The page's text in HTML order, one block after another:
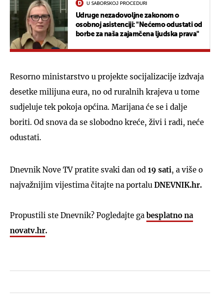
U SABORSKOJ PROCEDURI
Udruge nezadovoljne zakonom o
osobnoj asistenciji: "Nećemo odustati od
borbe za naša zajamčena ljudska prava"
Resorno ministarstvo u projekte socijalizacije izdvaja
desetke milijuna eura, no od ruralnih krajeva u tome
sudjeluje tek pokoja općina. Marijana će se i dalje
boriti. Od snova da se slobodno kreće, živi i radi, neće
odustati.
Dnevnik Nove TV pratite svaki dan od 19 sati, a više o
najvažnijim vijestima čitajte na portalu DNEVNIK.hr.
Propustili ste Dnevnik? Pogledajte ga besplatno na
novatv.hr.